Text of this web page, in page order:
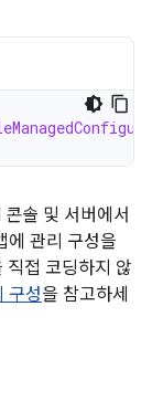
솔 및 서버에서
에 관리 구성을
직접 코딩하지 않
구성을 참고하세